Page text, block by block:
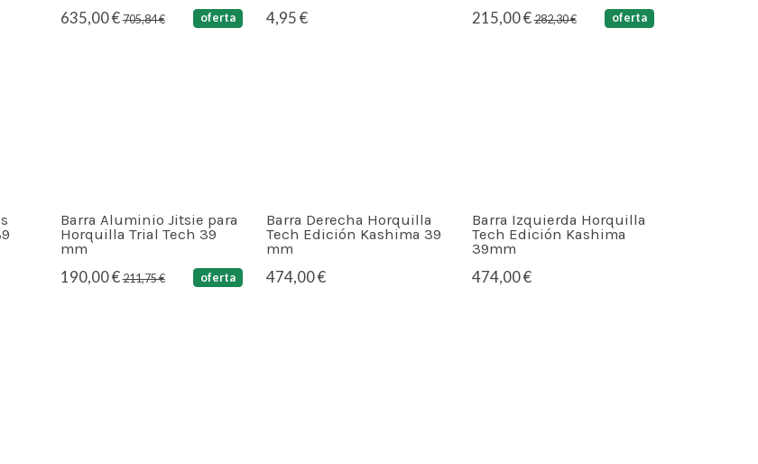
635,00 €705,84 € oferta 4,95 € 215,00 €282,30 € oferta
Barra Aluminio Jitsie para
Horquilla Trial Tech 39
mm
190,00 €211,75 € oferta
Barra Derecha Horquilla
Tech Edición Kashima 39
mm
474,00 €
Barra Izquierda Horquilla
Tech Edición Kashima
39mm
474,00 €